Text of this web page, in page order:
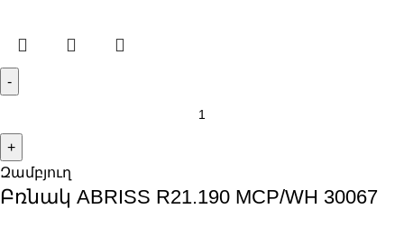
Զամբյուղ
Բռնակ ABRISS R21.190 MCP/WH 30067